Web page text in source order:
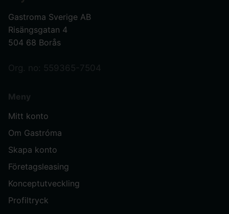
Gastroma Sverige AB
Risängsgatan 4
504 68 Borås
Org. no: 559365-7504
Meny
Mitt konto
Om Gastróma
Skapa konto
Företagsleasing
Konceptutveckling
Profiltryck